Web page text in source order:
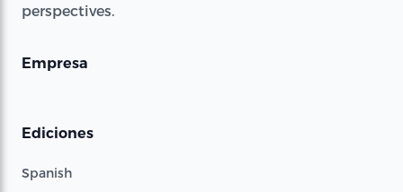
perspectives.
Empresa
Ediciones
Spanish